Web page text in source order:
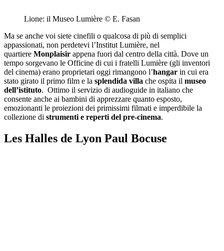
Lione: il Museo Lumière © E. Fasan
Ma se anche voi siete cinefili o qualcosa di più di semplici
appassionati, non perdetevi l’Institut Lumière, nel
quartiere Monplaisir appena fuori dal centro della città. Dove un
tempo sorgevano le Officine di cui i fratelli Lumière (gli inventori
del cinema) erano proprietari oggi rimangono l’hangar in cui era
stato girato il primo film e la splendida villa che ospita il museo
dell’istituto. Ottimo il servizio di audioguide in italiano che
consente anche ai bambini di apprezzare quanto esposto,
emozionanti le proiezioni dei primissimi filmati e imperdibile la
collezione di strumenti e reperti del pre-cinema.
Les Halles de Lyon Paul Bocuse